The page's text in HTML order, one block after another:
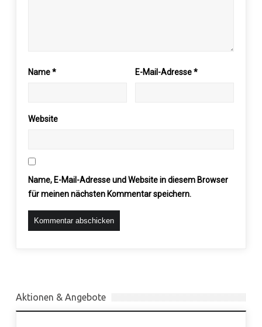
Name* E-Mail-Adresse*
Website
Name, E-Mail-Adresse und Website in diesem Browser
für meinen nächsten Kommentar speichern.
Aktionen & Angebote